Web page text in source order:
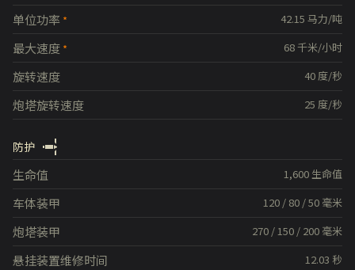
42.15 马力/吨
单位功率
68千米/小时
最大速度
40 度/秒
旋转速度
25 度/秒
炮塔旋转速度
防护
1,600 生命值
生命值
120 / 80 /50 毫米
车体装甲
270 /150 / 200 毫米
炮塔装甲
12.03 秒
悬挂装置维修时间